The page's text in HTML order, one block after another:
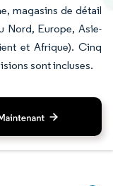
magasins de détail
Nord, Europe, Asie-
et Afrique). Cinq
sont incluses.